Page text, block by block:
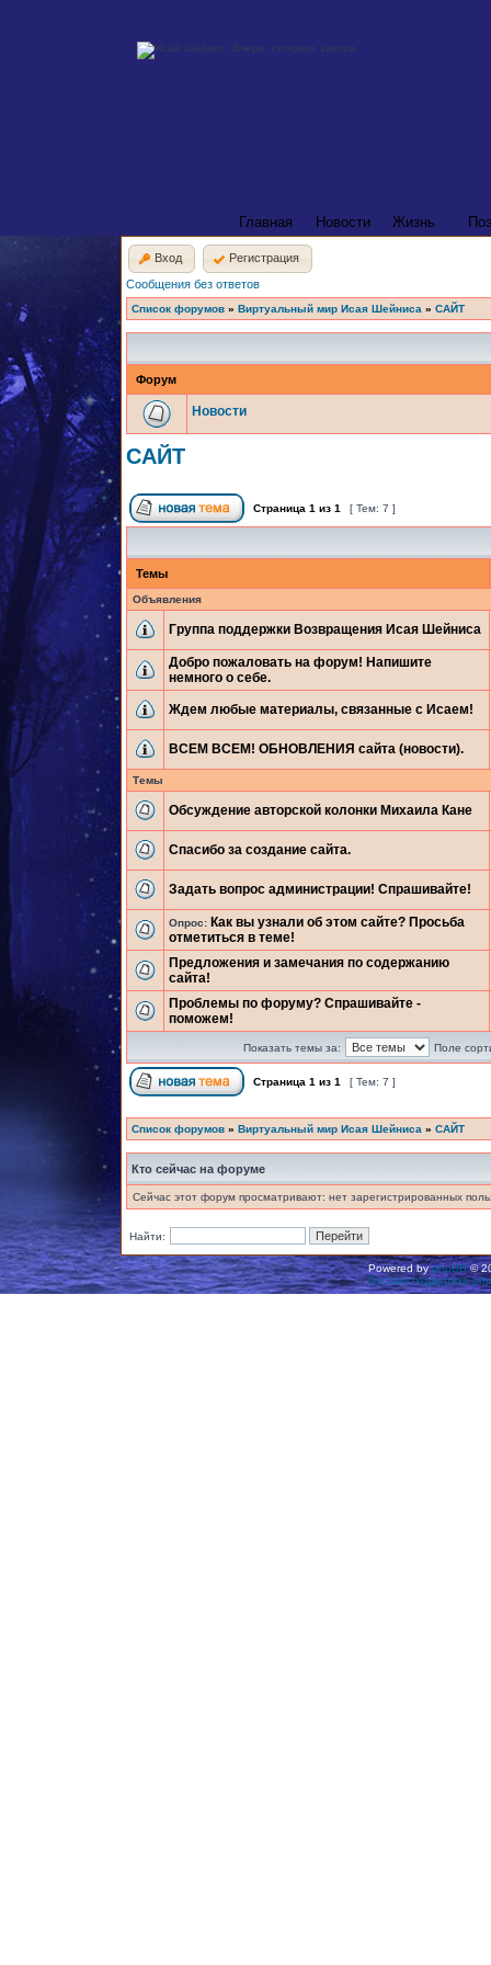
Главная Новости Жизнь
Вход
Регистрация
Сообщения без ответов
Список форумов » Виртуальный мир Исая Шейниса » САЙТ
Форум
Новости
САЙТ
Страница 1 из 1 [ Тем: 7 ]
Темы
Объявления
Группа поддержки Возвращения Исая Шейниса
Добро пожаловать на форум! Напишите
немного о себе.
Ждем любые материалы, связанные с Исаем!
ВСЕМ ВСЕМ! ОБНОВЛЕНИЯ сайта (новости).
Темы
Обсуждение авторской колонки Михаила Кане
Спасибо за создание сайта.
Задать вопрос администрации! Спрашивайте!
Опрос: Как вы узнали об этом сайте? Просьба
отметиться в теме!
Предложения и замечания по содержанию
сайта!
Проблемы по форуму? Спрашивайте -
поможем!
Показать темы за: Поле
Страница 1 из 1 [ Тем: 7 ]
Список форумов » Виртуальный мир Исая Шейниса » САЙТ
Кто сейчас на форуме
Сейчас этот форум просматривают: нет зарегистрированных
Найти:
Powered byphpBB©
Русская поддержка